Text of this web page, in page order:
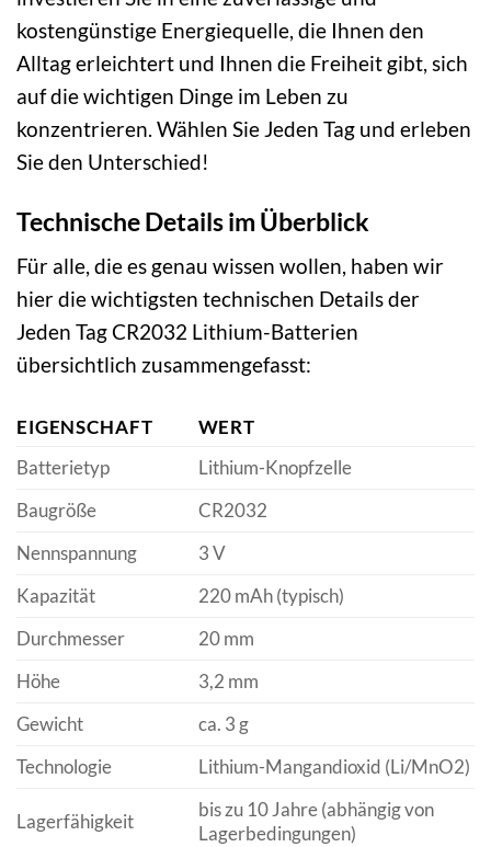
kostengünstige Energiequelle, die Ihnen den
Alltag erleichtert und Ihnen die Freiheit gibt, sich
auf die wichtigen Dinge im Leben zu
konzentrieren. Wählen Sie Jeden Tag und erleben
Sie den Unterschied!
Technische Details im Überblick
Für alle, die es genau wissen wollen, haben wir
hier die wichtigsten technischen Details der
Jeden Tag CR2032 Lithium-Batterien
übersichtlich zusammengefasst:
EIGENSCHAFT
WERT
Batterietyp
Lithium-Knopfzelle
Baugröße
CR2032
Nennspannung
3 V
Kapazität
220 mAh (typisch)
Durchmesser
20 mm
Höhe
3,2 mm
Gewicht
ca. 3 g
Technologie
Lithium-Mangandioxid (Li/MnO2)
Lagerfähigkeit
bis zu 10 Jahre (abhängig von
Lagerbedingungen)